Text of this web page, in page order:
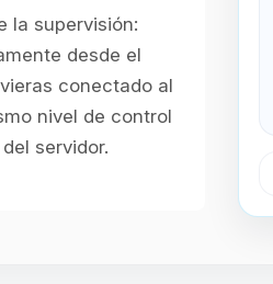
la supervisión:
desde el
conectado al
nivel de control
servidor.